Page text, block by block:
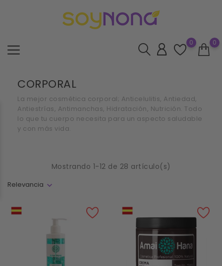
0
0
CORPORAL
La mejor cosmética corporal; Anticelulitis, Antiedad,
Antiestrías, Antimanchas, Hidratación, Nutrición. Todo
lo que tu cuerpo necesita para un aspecto saludable
y con más vida.
Relevancia
Mostrando 1-12 de 28 artículo(s)